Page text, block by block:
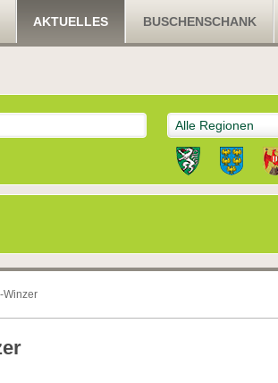
AKTUELLES BUSCHENSCHANK
Alle Regionen
Winzer